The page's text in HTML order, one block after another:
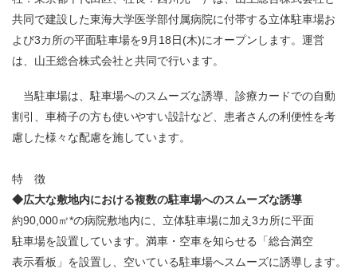
共同で建設した東海大学医学部付属病院に付帯する立体駐車場お
よび3カ所の平面駐車場を9月18日(木)にオープンします。運営
は、山王総合株式会社と共同で行います。
当駐車場は、駐車場へのスムーズな誘導、診療カードでの自動
割引、車椅子の方も使いやすい設計など、患者さんの利便性を考
慮した様々な配慮を施しています。
特 徴
◆広大な敷地内における複数の駐車場へのスムーズな誘導
約90,000㎡*の病院敷地内に、立体駐車場に加え3カ所に平面
駐車場を設置しています。満車・空車を知らせる「総合満空
表示看板」を設置し、空いている駐車場へスムーズに誘導します。